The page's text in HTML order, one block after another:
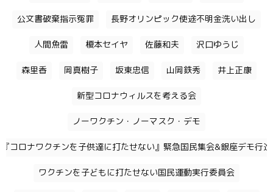
公文書破棄指示冤罪 長野オリンピック使途不明金洗い出し
人間魚雷 榎本セイヤ 佐藤和夫 沢口ゆうじ
森里香 岡真樹子 坂東忠信 山岡鉄秀 井上正康
新型コロナウィルスを考える会
ノーワクチン・ノーマスク・デモ
『コロナワクチンを子供達に打たせない』緊急国民集会&銀座デモ行進
ワクチンを子どもに打たせない国民運動実行委員会